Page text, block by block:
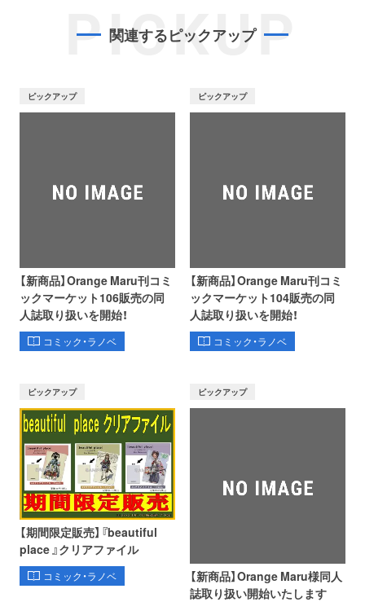
PICKUP
関連するピックアップ
ピックアップ
【新商品】Orange Maru刊コミ
ックマーケット106販売の同
人誌取り扱いを開始！
コミック・ラノベ
ピックアップ
【新商品】Orange Maru刊コミ
ックマーケット104販売の同
人誌取り扱いを開始！
コミック・ラノベ
ピックアップ
【期間限定販売】『beautiful
place 』クリアファイル
コミック・ラノベ
ピックアップ
【新商品】Orange Maru様同人
誌取り扱い開始いたします